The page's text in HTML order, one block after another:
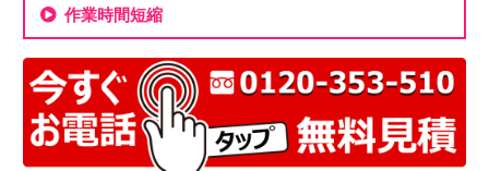
作業時間短縮